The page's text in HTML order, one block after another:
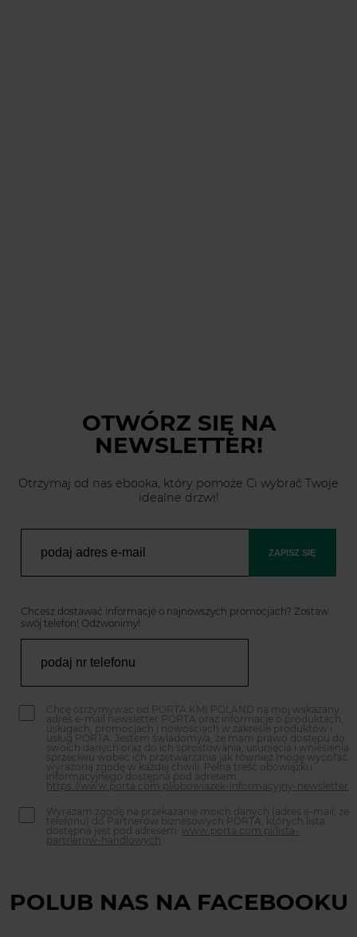
OTWÓRZ SIĘ NA
NEWSLETTER!
Otrzymaj od nas ebooka, który pomoże Ci wybrać Twoje
idealne drzwi!
ZAPISZ SIĘ
Chcesz dostawać informacje o najnowszych promocjach? Zostaw
swój telefon! Odzwonimy!
Chcę otrzymywać od PORTA KMI POLAND na mój wskazany
adres e-mail newsletter PORTA oraz informacje o produktach,
usługach, promocjach i nowościach w zakresie produktów i
usług PORTA. Jestem świadomy/a, że mam prawo dostępu do
swoich danych oraz do ich sprostowania, usunięcia i wniesienia
sprzeciwu wobec ich przetwarzania jak również mogę wycofać
wyrażoną zgodę w każdej chwili. Pełna treść obowiązku
informacyjnego dostępna pod adresem:
https://www.porta.com.pl/obowiazek-informacyjny-newsletter
Wyrażam zgodę na przekazanie moich danych (adres e-mail, że
telefonu) do Partnerów biznesowych PORTA, których lista
dostępna jest pod adresem:
www.porta.com.pl/lista-
partnerow-handlowych
POLUB NAS NA FACEBOOKU